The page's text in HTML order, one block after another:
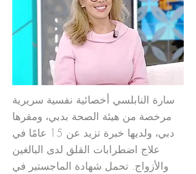
سارة النابلسي أخصائية نفسية سريرية
مرخصة من هيئة الصحة بدبي، ومقرها
دبي، ولديها خبرة تزيد عن 15 عامًا في
علاج اضطرابات القلق لدى البالغين
والأزواج. تحمل شهادة الماجستير في